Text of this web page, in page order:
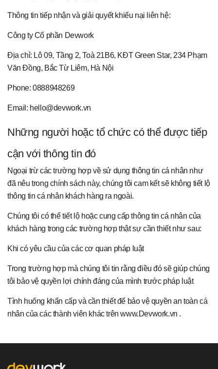
Thông tin tiếp nhận và giải quyết khiếu nại liên hệ:
Công ty Cổ phần Devwork
Địa chỉ: Lô 09, Tầng 2, Toà 21B6, KĐT Green Star, 234 Phạm
Văn Đồng, Bắc Từ Liêm, Hà Nội
Phone: 0888948269
Email: hello@devwork.vn
Những người hoặc tổ chức có thể được tiếp
cận với thông tin đó
Ngoại trừ các trường hợp về sử dụng thông tin cá nhân như
đã nêu trong chính sách này, chúng tôi cam kết sẽ không tiết lộ
thông tin cá nhân khách hàng ra ngoài.
Chúng tôi có thể tiết lộ hoặc cung cấp thông tin cá nhân của
khách hàng trong các trường hợp thật sự cần thiết như sau:
Khi có yêu cầu của các cơ quan pháp luật
Trong trường hợp mà chúng tôi tin rằng điều đó sẽ giúp chúng
tôi bảo vệ quyền lợi chính đáng của mình trước pháp luật
Tình huống khẩn cấp và cần thiết để bảo vệ quyền an toàn cá
nhân của các thành viên khác trên www.Devwork.vn .